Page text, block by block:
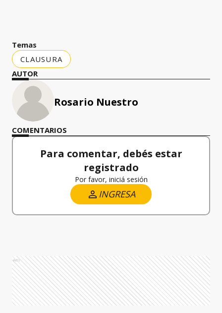
Temas
CLAUSURA
AUTOR
Rosario Nuestro
COMENTARIOS
Para comentar, debés estar
registrado
Por favor, iniciá sesión
INGRESA
Ads